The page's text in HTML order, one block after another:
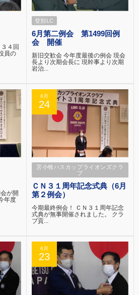
４回
員の
登別LC
6月第二例会 第1499回例
会 開催
新旧交歓会 今年度最後の例会 現会
長より次期会長に 現幹事より次期
岩治...
が開
年度
6月
24
苫小牧ハスカップライオンズクラ
ブ
ＣＮ３１周年記念式典（6月
第２例会）
今期最終例会！ ＣＮ３１周年記念
式典が無事開催されました。 クラ
ブ貢...
6月
23